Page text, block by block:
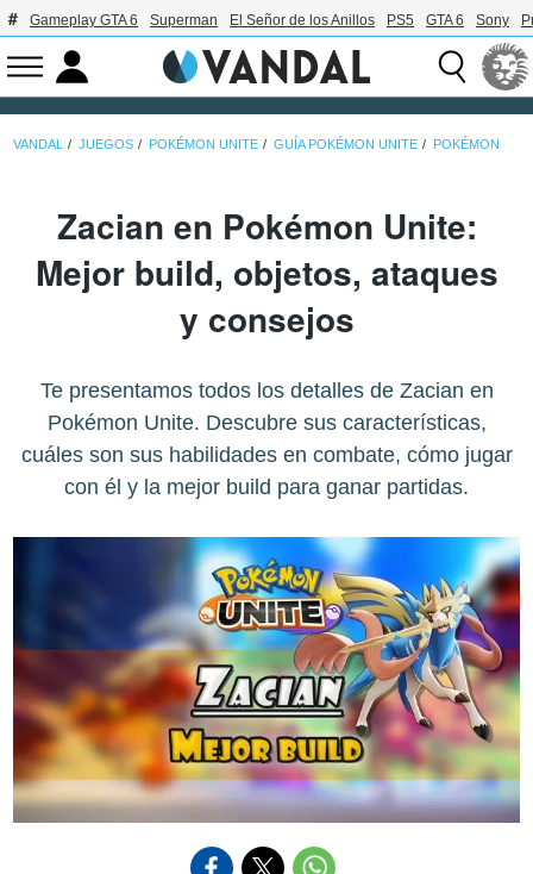
Gameplay GTA 6 Superman El Señor de los Anillos PS5 GTA 6 Sony
VANDAL JUEGOS POKÉMON UNITE GUÍA POKÉMON UNITE POKÉMON
Zacian en Pokémon Unite:
Mejor build, objetos, ataques
y consejos
Te presentamos todos los detalles de Zacian en
Pokémon Unite. Descubre sus características,
cuáles son sus habilidades en combate, cómo jugar
con él y la mejor build para ganar partidas.